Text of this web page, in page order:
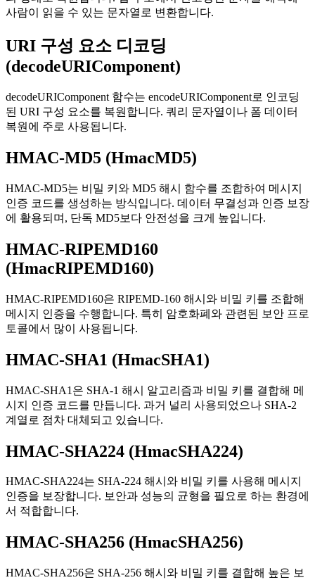
사람이 읽을 수 있는 문자열로 변환합니다.
URI 구성 요소 디코딩
(decodeURIComponent)
decodeURIComponent 함수는 encodeURIComponent로 인코딩
된 URI 구성 요소를 복원합니다. 쿼리 문자열이나 폼 데이터
복원에 주로 사용됩니다.
HMAC-MD5 (HmacMD5)
HMAC-MD5는 비밀 키와 MD5 해시 함수를 조합하여 메시지
인증 코드를 생성하는 방식입니다. 데이터 무결성과 인증 보장
에 활용되며, 단독 MD5보다 안전성을 크게 높입니다.
HMAC-RIPEMD160
(HmacRIPEMD160)
HMAC-RIPEMD160은 RIPEMD-160 해시와 비밀 키를 조합해
메시지 인증을 수행합니다. 특히 암호화폐와 관련된 보안 프로
토콜에서 많이 사용됩니다.
HMAC-SHA1 (HmacSHA1)
HMAC-SHA1은 SHA-1 해시 알고리즘과 비밀 키를 결합해 메
시지 인증 코드를 만듭니다. 과거 널리 사용되었으나 SHA-2
계열로 점차 대체되고 있습니다.
HMAC-SHA224 (HmacSHA224)
HMAC-SHA224는 SHA-224 해시와 비밀 키를 사용해 메시지
인증을 보장합니다. 보안과 성능의 균형을 필요로 하는 환경에
서 적합합니다.
HMAC-SHA256 (HmacSHA256)
HMAC-SHA256은 SHA-256 해시와 비밀 키를 결합해 높은 보